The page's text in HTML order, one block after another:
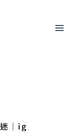
｜ig